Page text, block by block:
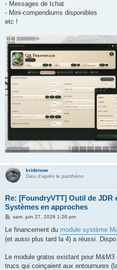
- Messages de tchat
- Mini-compendiums disponibles
etc !
kridenow
Dieu d'après le panthéon
Re: [FoundryVTT] Outil de JDR
Systèmes en approches
M
s
a
sam. juin 27, 2026 1:26 pm
Le financement du module système
(et aussi plus tard la 4) a réussi. Dispo
Le module gratos existant pour
trucs qui coinçaient aux entournures